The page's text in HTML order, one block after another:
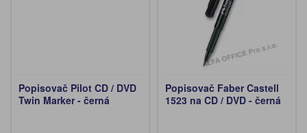
Popisovač Pilot CD / DVD
Twin Marker - černá
Popisovač Faber Castell
1523 na CD / DVD - černá